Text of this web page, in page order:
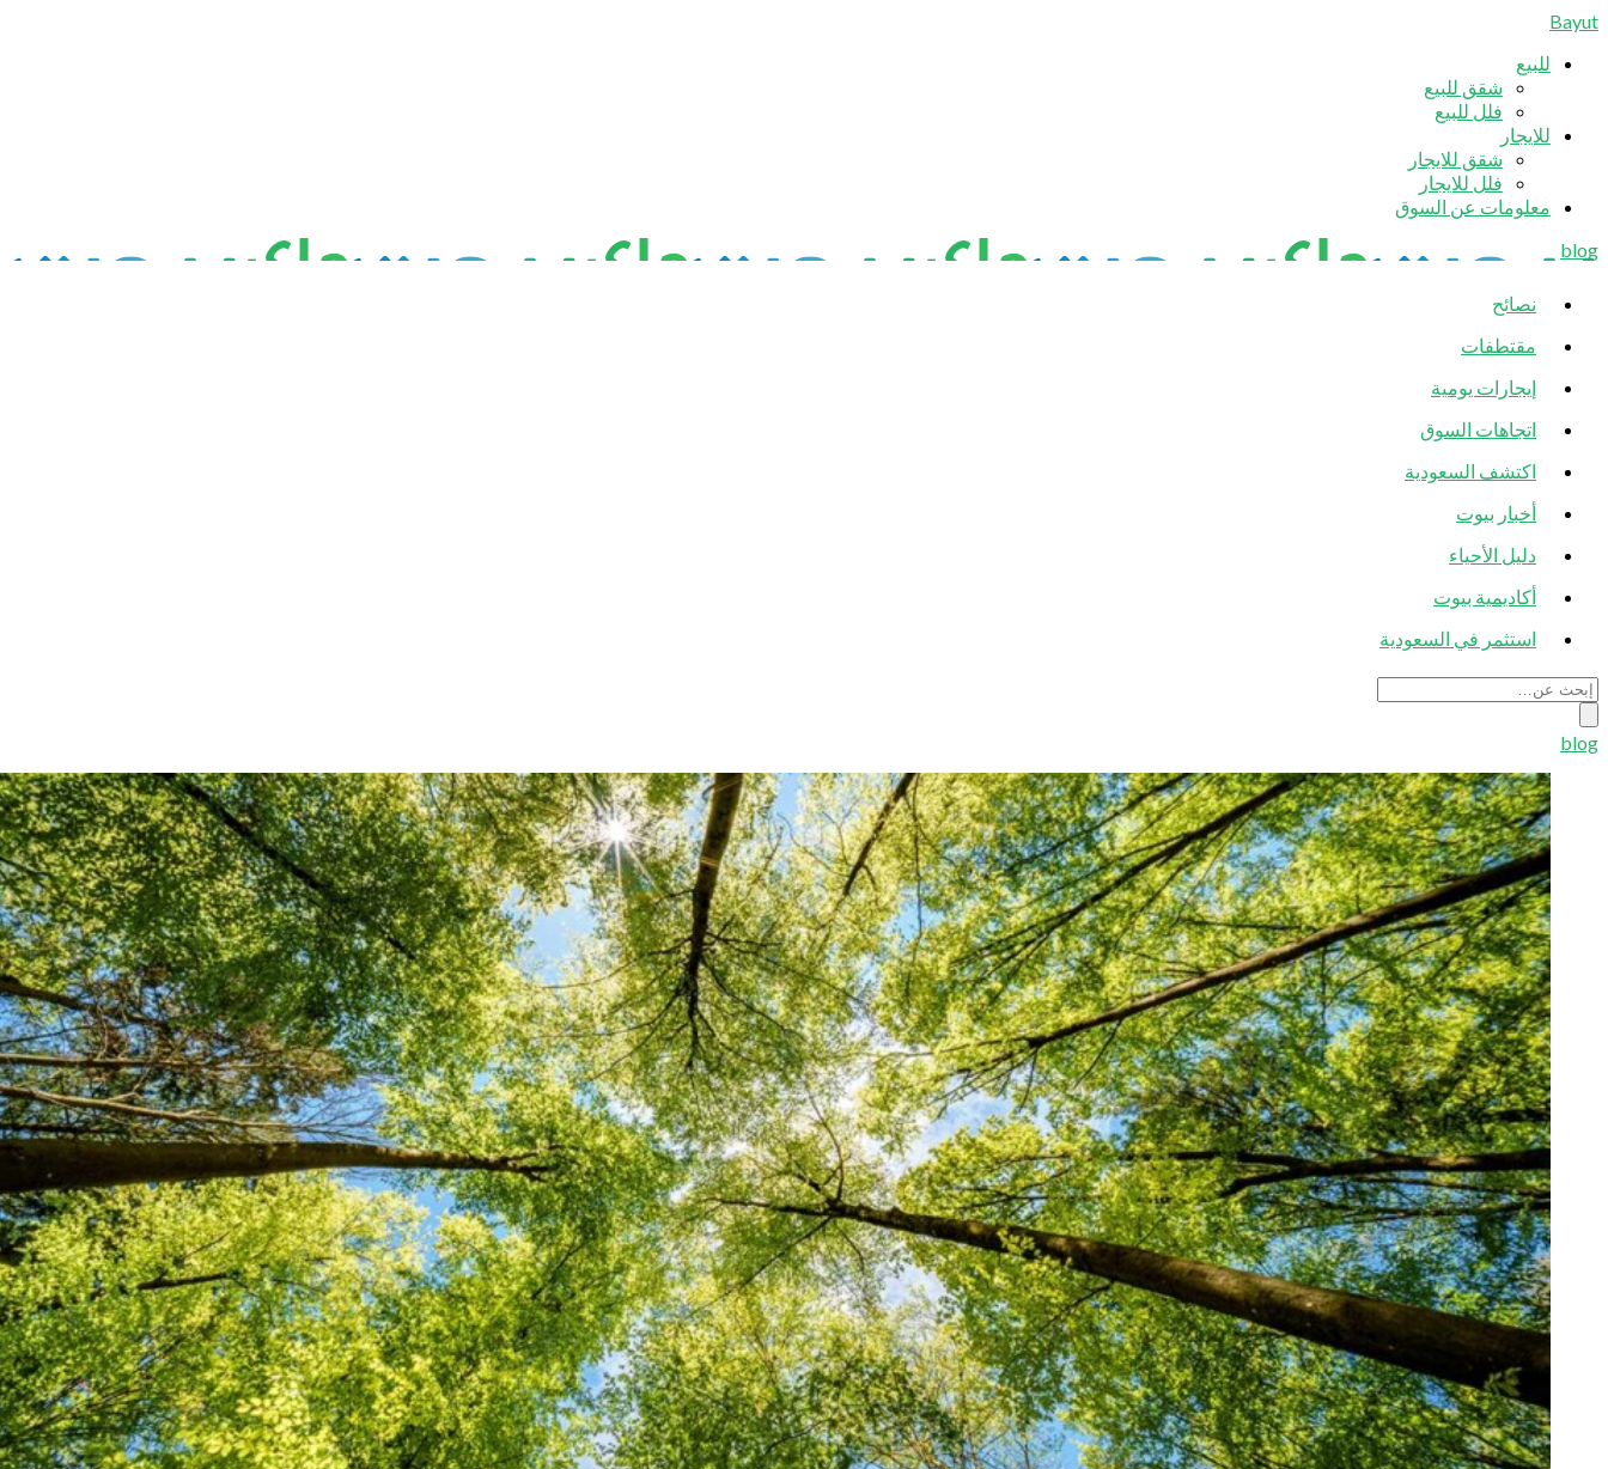
Bayut
للبيع
شقق للبيع
فلل للبيع
للايجار
شقق للايجار
فلل للايجار
معلومات عن السوق
blog
نصائح
مقتطفات
إيجارات يومية
اتجاهات السوق
اكتشف السعودية
أخبار بيوت
دليل الأحياء
أكاديمية بيوت
استثمر في السعودية
blog